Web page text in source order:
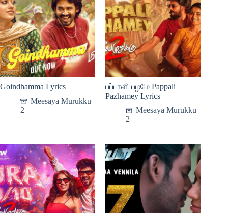
Goindhamma Lyrics
Meesaya Murukku
2
பப்பாளி பழமே Pappali
Pazhamey Lyrics
Meesaya Murukku
2